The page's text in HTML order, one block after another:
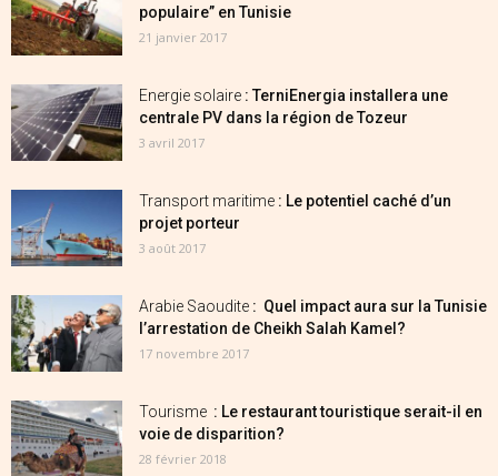
populaire” en Tunisie
21 janvier 2017
Energie solaire : TerniEnergia installera une
centrale PV dans la région de Tozeur
3 avril 2017
Transport maritime : Le potentiel caché d’un
projet porteur
3 août 2017
Arabie Saoudite : Quel impact aura sur la Tunisie
l’arrestation de Cheikh Salah Kamel?
17 novembre 2017
Tourisme : Le restaurant touristique serait-il en
voie de disparition?
28 février 2018